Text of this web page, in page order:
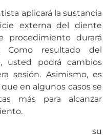
aplicará la sustancia
externa del diente
procedimiento durará
Como resultado del
usted podrá cambios
sesión. Asimismo, es
en algunos casos se
más para alcanzar
su